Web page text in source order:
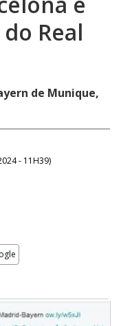
Real
de Munique,
- 11H39)